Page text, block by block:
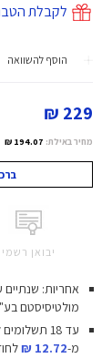
לקבלת
הוסף להשוואה
229 ₪
מחיר באילת: 194.07 ₪
יבואן רשמי
אחריות: שנתיים
מולטיסיסטם
עד 18 תשלומים ללא ריבית.
מ-12.72 ₪